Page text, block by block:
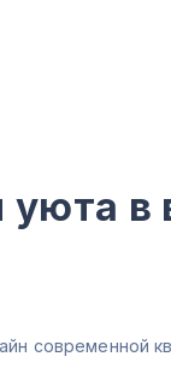
уюта
современной